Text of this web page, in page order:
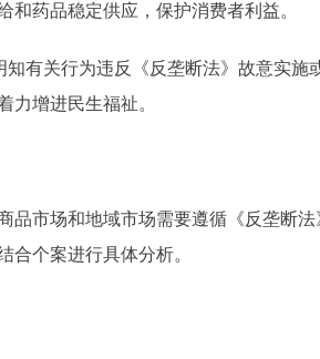
和药品稳定供应，保护消费者利益。
关行为违反《反垄断法》故意实施
力增进民生福祉。
市场和地域市场需要遵循《反垄断法
合个案进行具体分析。